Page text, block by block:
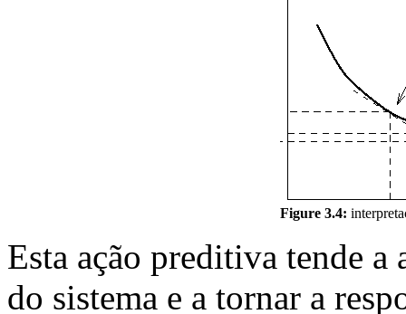
Figure 3.4:
Esta ação preditiva tende
do sistema e a tornar a